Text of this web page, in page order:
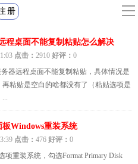
册
程桌面不能复制粘贴怎么解决
点击： 2910 好评： 0
器远程桌面不能复制粘贴，具体情况是
粘贴是空白的啥都没有了（粘贴选项是
...
Windows重装系统
点击： 476 好评： 0
项重装系统，勾选Format Primary Disk